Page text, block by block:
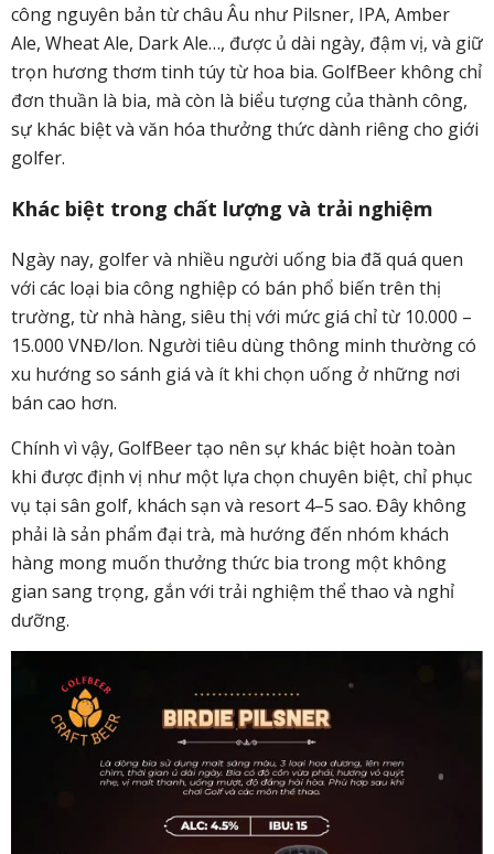
công nguyên bản từ châu Âu như Pilsner, IPA, Amber
Ale, Wheat Ale, Dark Ale…, được ủ dài ngày, đậm vị, và giữ
trọn hương thơm tinh túy từ hoa bia. GolfBeer không chỉ
đơn thuần là bia, mà còn là biểu tượng của thành công,
sự khác biệt và văn hóa thưởng thức dành riêng cho giới
golfer.
Khác biệt trong chất lượng và trải nghiệm
Ngày nay, golfer và nhiều người uống bia đã quá quen
với các loại bia công nghiệp có bán phổ biến trên thị
trường, từ nhà hàng, siêu thị với mức giá chỉ từ 10.000 –
15.000 VNĐ/lon. Người tiêu dùng thông minh thường có
xu hướng so sánh giá và ít khi chọn uống ở những nơi
bán cao hơn.
Chính vì vậy, GolfBeer tạo nên sự khác biệt hoàn toàn
khi được định vị như một lựa chọn chuyên biệt, chỉ phục
vụ tại sân golf, khách sạn và resort 4–5 sao. Đây không
phải là sản phẩm đại trà, mà hướng đến nhóm khách
hàng mong muốn thưởng thức bia trong một không
gian sang trọng, gắn với trải nghiệm thể thao và nghỉ
dưỡng.